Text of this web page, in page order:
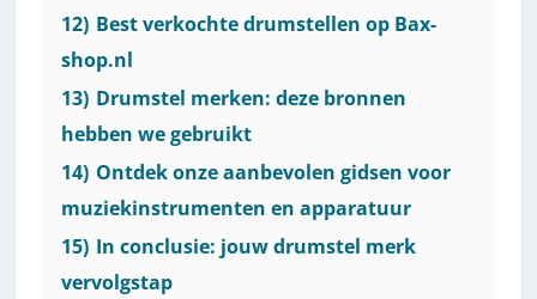
12) Best verkochte drumstellen op Bax-
shop.nl
13) Drumstel merken: deze bronnen
hebben we gebruikt
14) Ontdek onze aanbevolen gidsen voor
muziekinstrumenten en apparatuur
15) In conclusie: jouw drumstel merk
vervolgstap